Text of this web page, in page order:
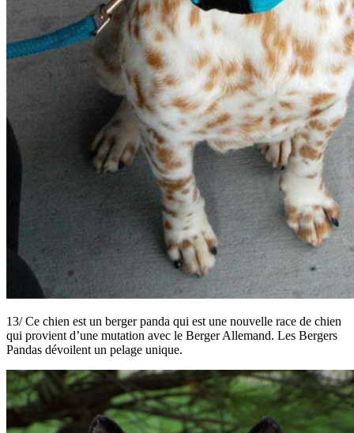
13/ Ce chien est un berger panda qui est une nouvelle race de chien
qui provient d’une mutation avec le Berger Allemand. Les Bergers
Pandas dévoilent un pelage unique.